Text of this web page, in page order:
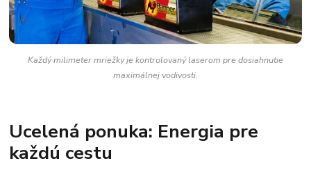
Každý milimeter mriežky je kontrolovaný laserom pre dosiahnutie
maximálnej vodivosti.
Ucelená ponuka: Energia pre
každú cestu